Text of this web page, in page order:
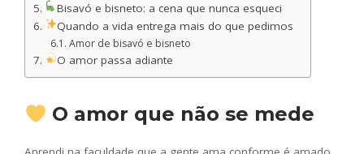
Bisavó e bisneto: a cena que nunca esqueci
Quando a vida entrega mais do que pedimos
Amor de bisavó e bisneto
O amor passa adiante
O amor que não se mede